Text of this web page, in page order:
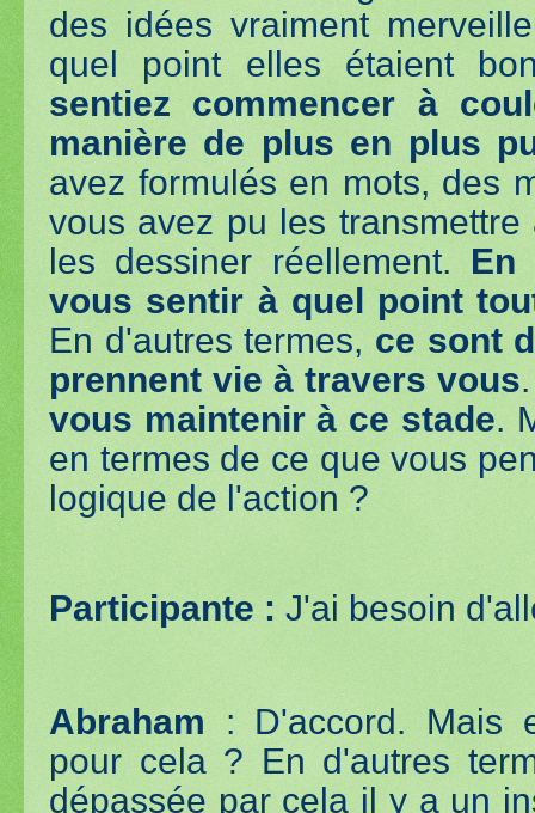
des idées vraiment
quel point elles étaient
sentiez commencer à
manière de plus en plus
avez formulés en mots, des
vous avez pu les
les dessiner réellement. En
vous sentir à quel point
En d'autres termes, ce sont
prennent vie à travers vous
vous maintenir à ce stade.
en termes de ce que vous
logique de l'action ?
Participante : J'ai besoin
Abraham : D'accord. Mais
pour cela ? En d'autres
dépassée par cela il y a un